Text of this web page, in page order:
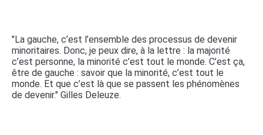
"La gauche, c’est l’ensemble des processus de devenir
minoritaires. Donc, je peux dire, à la lettre : la majorité
c’est personne, la minorité c’est tout le monde. C’est ça,
être de gauche : savoir que la minorité, c’est tout le
monde. Et que c’est là que se passent les phénomènes
de devenir." Gilles Deleuze.